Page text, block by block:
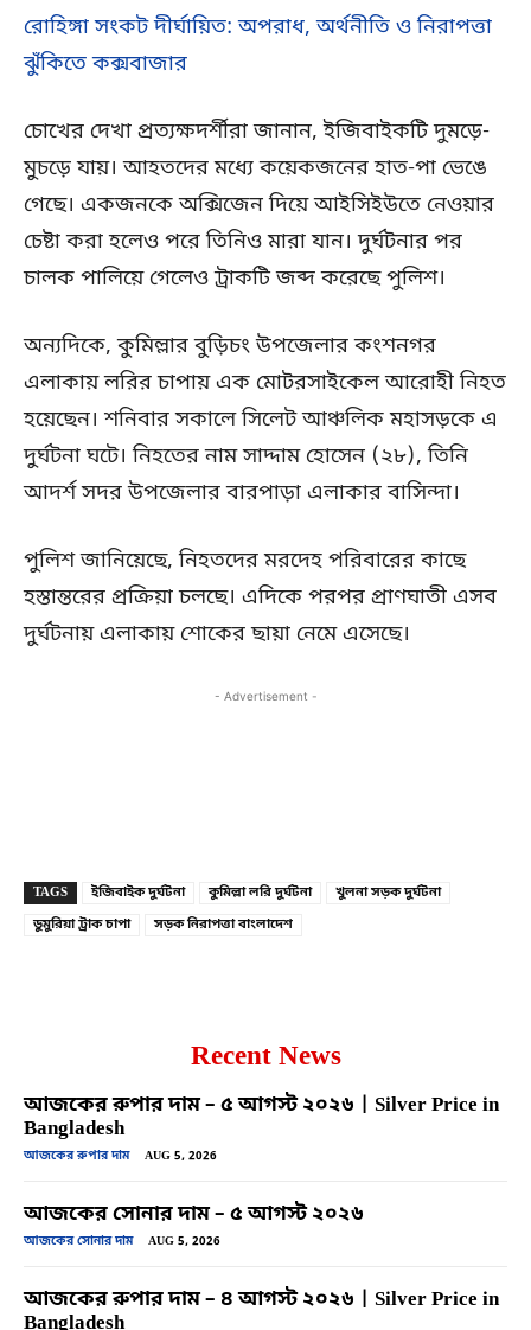
রোহিঙ্গা সংকট দীর্ঘায়িত: অপরাধ, অর্থনীতি ও নিরাপত্তা
ঝুঁকিতে কক্সবাজার
চোখের দেখা প্রত্যক্ষদর্শীরা জানান, ইজিবাইকটি দুমড়ে-
মুচড়ে যায়। আহতদের মধ্যে কয়েকজনের হাত-পা ভেঙে
গেছে। একজনকে অক্সিজেন দিয়ে আইসিইউতে নেওয়ার
চেষ্টা করা হলেও পরে তিনিও মারা যান। দুর্ঘটনার পর
চালক পালিয়ে গেলেও ট্রাকটি জব্দ করেছে পুলিশ।
অন্যদিকে, কুমিল্লার বুড়িচং উপজেলার কংশনগর
এলাকায় লরির চাপায় এক মোটরসাইকেল আরোহী নিহত
হয়েছেন। শনিবার সকালে সিলেট আঞ্চলিক মহাসড়কে এ
দুর্ঘটনা ঘটে। নিহতের নাম সাদ্দাম হোসেন (২৮), তিনি
আদর্শ সদর উপজেলার বারপাড়া এলাকার বাসিন্দা।
পুলিশ জানিয়েছে, নিহতদের মরদেহ পরিবারের কাছে
হস্তান্তরের প্রক্রিয়া চলছে। এদিকে পরপর প্রাণঘাতী এসব
দুর্ঘটনায় এলাকায় শোকের ছায়া নেমে এসেছে।
- Advertisement -
TAGS ইজিবাইক দুর্ঘটনা কুমিল্লা লরি দুর্ঘটনা
খুলনা সড়ক দুর্ঘটনা
ডুমুরিয়া ট্রাক চাপা
সড়ক নিরাপত্তা বাংলাদেশ
Recent News
আজকের রুপার দাম – ৫ আগস্ট ২০২৬ | Silver Price in
Bangladesh
আজকের রুপার দাম AUG 5, 2026
আজকের সোনার দাম – ৫ আগস্ট ২০২৬
আজকের সোনার দাম AUG 5, 2026
আজকের রুপার দাম – ৪ আগস্ট ২০২৬ | Silver Price in
Bangladesh